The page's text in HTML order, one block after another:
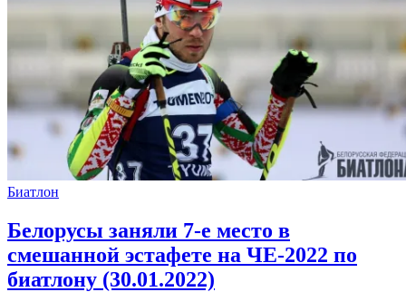
Биатлон
Белорусы заняли 7-е место в
смешанной эстафете на ЧЕ-2022 по
биатлону (30.01.2022)